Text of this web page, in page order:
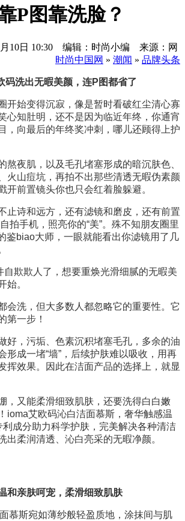
P图靠洗脸？
月10日 10:30 编辑：时尚小编 来源：网
时尚中国网 » 潮闻 » 品牌头条
码洗出无暇美颜，连P图都省了
开始变得沉寂，像是暂时看破红尘清心寡
心知肚明，还不是因为临近年终，你通宵
，向最后的年终奖冲刺，哪儿还顾得上护
熬夜肌，以及毛孔堵塞形成的暗沉肤色、
火山痘坑，再拍不出那些清透无暇伪素颜
开前置镜头你也只会红着脸躲避。
止诗和远方，还有滤镜和磨皮，还有前置
拍手机，照亮你的“美”。殊不知朋友圈里
鉴biao大师，一眼就能看出你滤镜用了几
自欺欺人了，想要重焕光滑细腻的无暇美
始。
会洗，但大多数人都忽略它的重要性。它
第一步！
好，污垢、色素沉积堵塞毛孔，多余的油
形成一堵“墙”，后续护肤难以吸收，用再
挥效果。因此在洁面产品的选择上，就显
，又能柔滑细致肌肤，还要洗得白白嫩
ioma艾欧码沁白洁面慕斯，奢华触感温
成分助力科学护肤，完美解决各种清洁
出柔润清透、沁白亮采的无暇净颜。
和亲肤呵宠，柔滑细致肌肤
慕斯宛如薄纱般轻盈质地，涂抹间与肌